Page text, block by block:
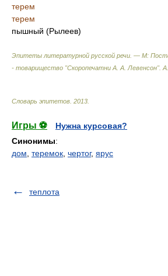
терем
терем
пышный (Рылеев)
Эпитеты литературной русской речи. — М:
- товарищество "Скоропечатни А. А. Левенсон".
Словарь эпитетов 2013
Игры ⚽
Нужна курсовая?
Синонимы:
дом теремок чертог, ярус
теплота